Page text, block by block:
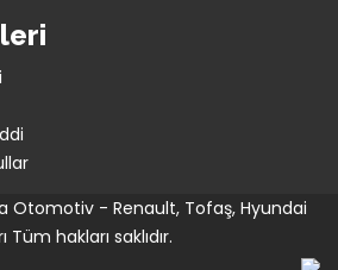
Otomotiv - Renault, Tofaş, Hyundai
Tüm hakları saklıdır.